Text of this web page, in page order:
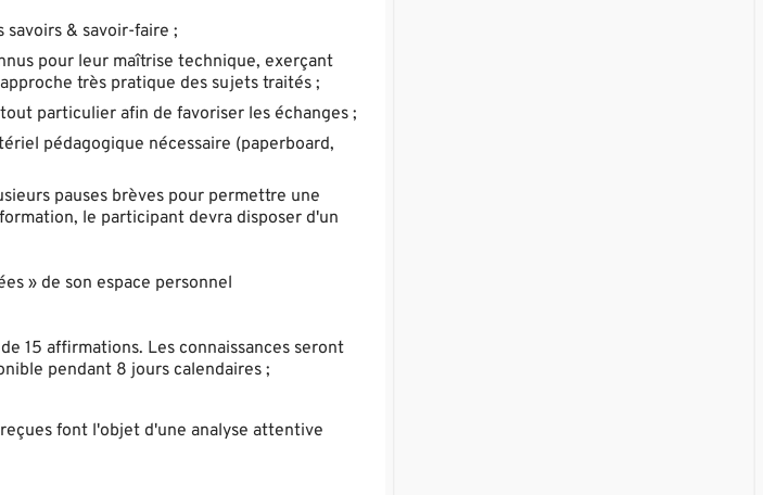
& savoir-faire ;
pour leur maîtrise technique, exerçant
très pratique des sujets traités ;
particulier afin de favoriser les échanges ;
pédagogique nécessaire (paperboard,
pauses brèves pour permettre une
le participant devra disposer d'un
» de son espace personnel
15 affirmations. Les connaissances seront
pendant 8 jours calendaires ;
font l'objet d'une analyse attentive